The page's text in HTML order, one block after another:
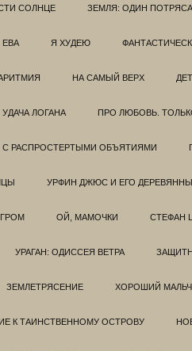
СОЛНЦЕ ЗЕМЛЯ: ОДИН
ЕВА Я ХУДЕЮ
НА САМЫЙ ВЕРХ
УДАЧА ЛОГАНА ПРО ЛЮБОВЬ.
С РАСПРОСТЕРТЫМИ ОБЪЯТИЯМИ
УРФИН ДЖЮС И ЕГО
ОЙ, МАМОЧКИ СТЕФАН
УРАГАН: ОДИССЕЯ ВЕТРА
ЗЕМЛЕТРЯСЕНИЕ ХОРОШИЙ
К ТАИНСТВЕННОМУ ОСТРОВУ